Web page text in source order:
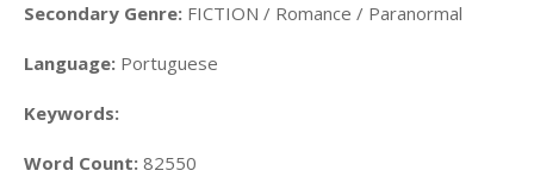
Secondary Genre: FICTION / Romance / Paranormal
Language: Portuguese
Keywords:
Word Count: 82550